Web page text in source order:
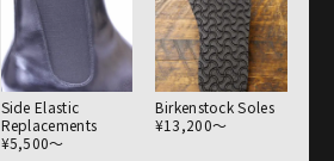
Side Elastic
Replacements
¥5,500〜
Birkenstock Soles
¥13,200〜